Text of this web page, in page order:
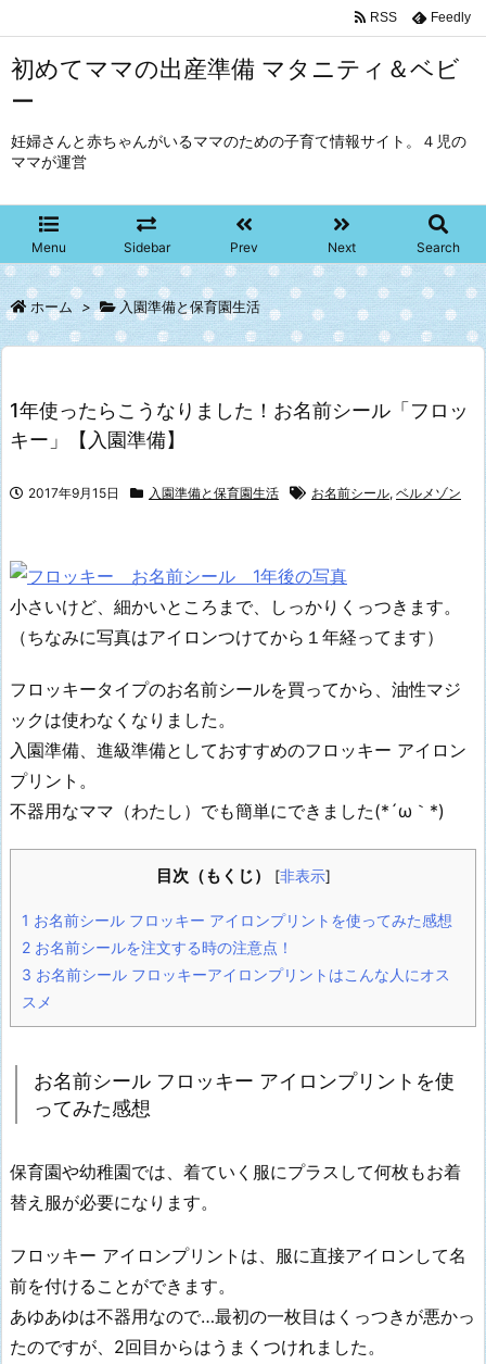
初めてママの出産準備 マタニティ＆ベビ
ー
妊婦さんと赤ちゃんがいるママのための子育て情報サイト。４児の
ママが運営
Menu Sidebar Prev Next Search
RSS Feedly
ホーム > 入園準備と保育園生活
1年使ったらこうなりました！お名前シール「フロッ
キー」【入園準備】
2017年9月15日 入園準備と保育園生活 お名前シール, ベルメゾン
小さいけど、細かいところまで、しっかりくっつきます。
（ちなみに写真はアイロンつけてから１年経ってます）
フロッキータイプのお名前シールを買ってから、油性マジ
ックは使わなくなりました。
入園準備、進級準備としておすすめのフロッキー アイロン
プリント。
不器用なママ（わたし）でも簡単にできました(*´ω｀*)
目次（もくじ） [非表示]
1 お名前シール フロッキー アイロンプリントを使ってみた感想
2 お名前シールを注文する時の注意点！
3 お名前シール フロッキーアイロンプリントはこんな人にオス
スメ
お名前シール フロッキー アイロンプリントを使
ってみた感想
保育園や幼稚園では、着ていく服にプラスして何枚もお着
替え服が必要になります。
フロッキー アイロンプリントは、服に直接アイロンして名
前を付けることができます。
あゆあゆは不器用なので…最初の一枚目はくっつきが悪かっ
たのですが、2回目からはうまくつけれました。